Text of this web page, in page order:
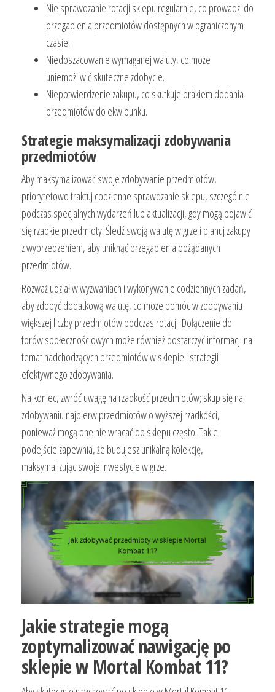
Nie sprawdzanie rotacji sklepu regularnie, co prowadzi do
przegapienia przedmiotów dostępnych w ograniczonym
czasie.
Niedoszacowanie wymaganej waluty, co może
uniemożliwić skuteczne zdobycie.
Niepotwierdzenie zakupu, co skutkuje brakiem dodania
przedmiotów do ekwipunku.
Strategie maksymalizacji zdobywania
przedmiotów
Aby maksymalizować swoje zdobywanie przedmiotów,
priorytetowo traktuj codzienne sprawdzanie sklepu, szczególnie
podczas specjalnych wydarzeń lub aktualizacji, gdy mogą pojawić
się rzadkie przedmioty. Śledź swoją walutę w grze i planuj zakupy
z wyprzedzeniem, aby uniknąć przegapienia pożądanych
przedmiotów.
Rozważ udział w wyzwaniach i wykonywanie codziennych zadań,
aby zdobyć dodatkową walutę, co może pomóc w zdobywaniu
większej liczby przedmiotów podczas rotacji. Dołączenie do
forów społecznościowych może również dostarczyć informacji na
temat nadchodzących przedmiotów w sklepie i strategii
efektywnego zdobywania.
Na koniec, zwróć uwagę na rzadkość przedmiotów; skup się na
zdobywaniu najpierw przedmiotów o wyższej rzadkości,
ponieważ mogą one nie wracać do sklepu często. Takie
podejście zapewnia, że budujesz unikalną kolekcję,
maksymalizując swoje inwestycje w grze.
Jakie strategie mogą
zoptymalizować nawigację po
sklepie w Mortal Kombat 11?